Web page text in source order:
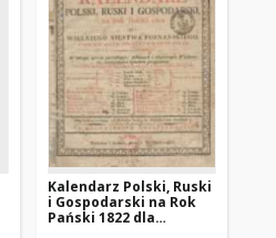
Kalendarz Polski, Ruski
i Gospodarski na Rok
Pański 1822 dla